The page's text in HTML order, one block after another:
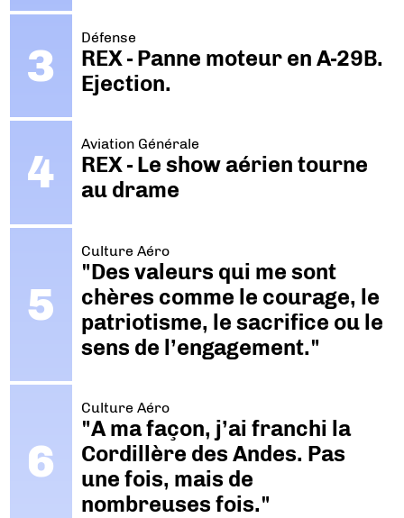
Défense
REX - Panne moteur en A-29B.
Ejection.
Aviation Générale
REX - Le show aérien tourne
au drame
Culture Aéro
"Des valeurs qui me sont
chères comme le courage, le
patriotisme, le sacrifice ou le
sens de l’engagement."
Culture Aéro
"A ma façon, j’ai franchi la
Cordillère des Andes. Pas
une fois, mais de
nombreuses fois."